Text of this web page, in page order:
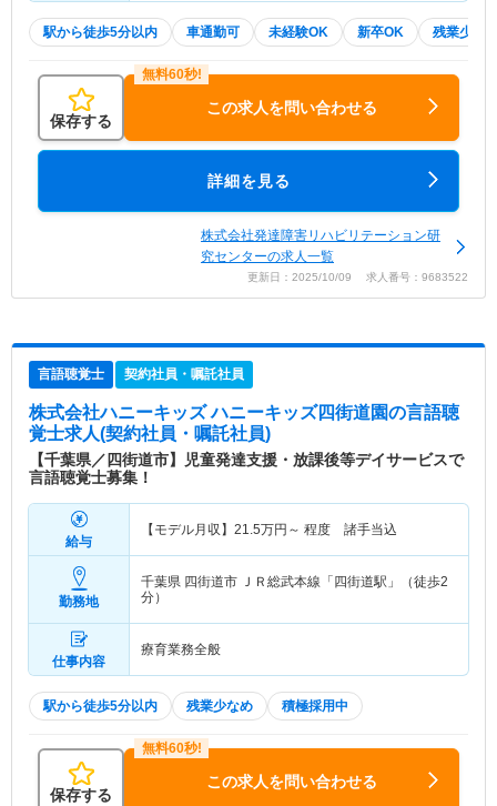
駅から徒歩5分以内 車通勤可 未経験OK 新卒OK 残業少な
保存する
この求人を問い合わせる
詳細を見る
株式会社発達障害リハビリテーション研
究センターの求人一覧
更新日：2025/10/09 求人番号：9683522
言語聴覚士 契約社員・嘱託社員
株式会社ハニーキッズ ハニーキッズ四街道園の言語聴
覚士求人(契約社員・嘱託社員)
【千葉県／四街道市】児童発達支援・放課後等デイサービスで
言語聴覚士募集！
給与
【モデル月収】 21.5万円～ 程度 諸手当込
勤務地
千葉県 四街道市 ＪＲ総武本線「四街道駅」（徒歩2
分）
仕事内容
療育業務全般
駅から徒歩5分以内 残業少なめ 積極採用中
保存する
この求人を問い合わせる